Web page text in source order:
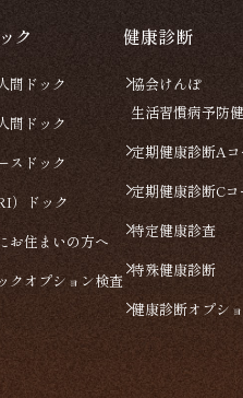
ク
間ドック
間ドック
スドック
）ドック
お住まいの方へ
クオプション検査
健康診断
協会けんぽ
生活習慣病予防
定期健康診断Aコ
定期健康診断Cコ
特定健康診査
特殊健康診断
健康診断オプシ